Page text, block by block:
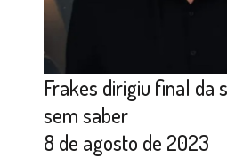
Frakes dirigiu final da
sem saber
8 de agosto de 2023